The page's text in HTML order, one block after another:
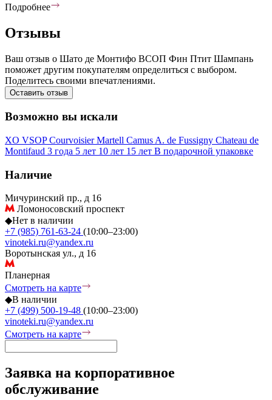
Подробнее
Отзывы
Ваш отзыв о Шато де Монтифо ВСОП Фин Птит Шампань
поможет другим покупателям определиться с выбором.
Поделитесь своими впечатлениями.
Оставить отзыв
Возможно вы искали
XO VSOPCourvoisierMartell Camus A. de Fussigny Chateau de
Montifaud 3 года 5 лет 10 лет 15 лет В подарочной упаковке
Наличие
Мичуринский пр., д 16
Ломоносовский проспект
◆Нет в наличии
+7 (985) 761-63-24 (10:00–23:00)
vinoteki.ru@yandex.ru
Воротынская ул., д 16
Планерная
Смотреть на карте
◆В наличии
+7 (499) 500-19-48 (10:00–23:00)
vinoteki.ru@yandex.ru
Смотреть на карте
Заявка на корпоративное
обслуживание